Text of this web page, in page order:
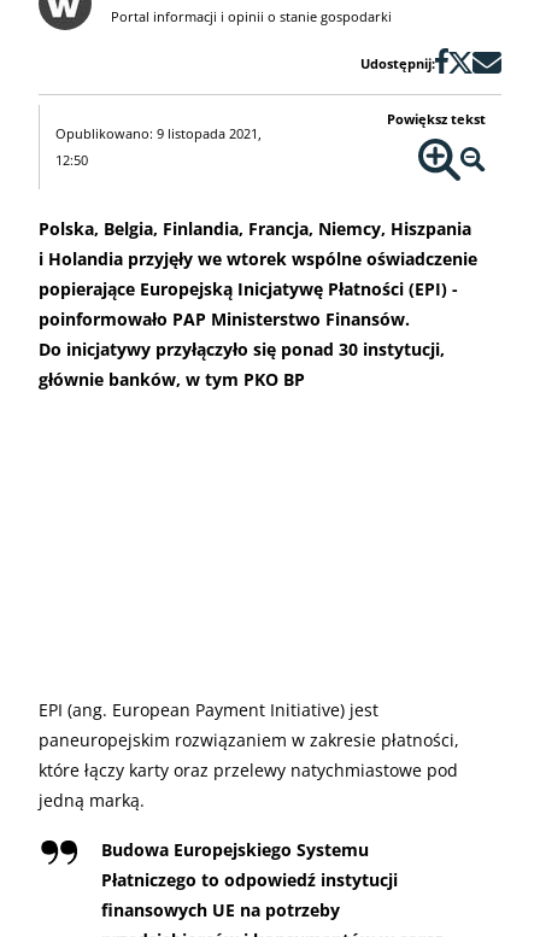
Portal informacji i opinii o stanie gospodarki
Udostępnij:
Opublikowano: 9 listopada 2021,
12:50
Powiększ tekst
Polska, Belgia, Finlandia, Francja, Niemcy, Hiszpania
i Holandia przyjęły we wtorek wspólne oświadczenie
popierające Europejską Inicjatywę Płatności (EPI) -
poinformowało PAP Ministerstwo Finansów.
Do inicjatywy przyłączyło się ponad 30 instytucji,
głównie banków, w tym PKO BP
EPI (ang. European Payment Initiative) jest
paneuropejskim rozwiązaniem w zakresie płatności,
które łączy karty oraz przelewy natychmiastowe pod
jedną marką.
Budowa Europejskiego Systemu
Płatniczego to odpowiedź instytucji
finansowych UE na potrzeby